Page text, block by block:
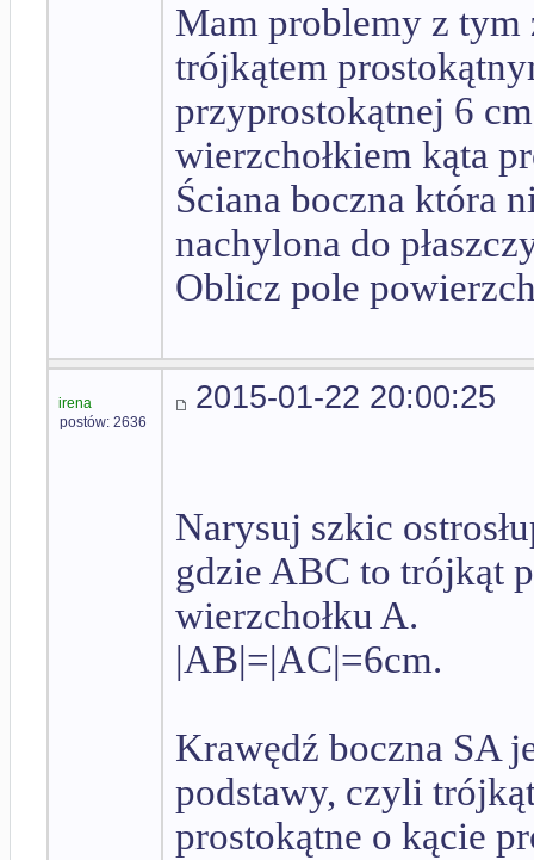
Mam problemy z tym
trójkątem
przyprostokątnej 6
wierzchołkiem kąta
Ściana boczna która
nachylona do
Oblicz pole
irena
postów: 2636
2015-01-22 20:00:25
Narysuj szkic
gdzie ABC to trójkąt
wierzchołku A.
|AB|=|AC|=6cm.
Krawędź boczna SA
podstawy, czyli
prostokątne o kącie